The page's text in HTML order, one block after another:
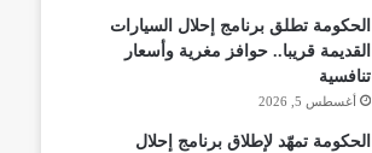
الحكومة تطلق برنامج إحلال السيارات
القديمة قريبا.. حوافز مغرية وأسعار
تنافسية
أغسطس 5, 2026
الحكومة تمهّد لإطلاق برنامج إحلال